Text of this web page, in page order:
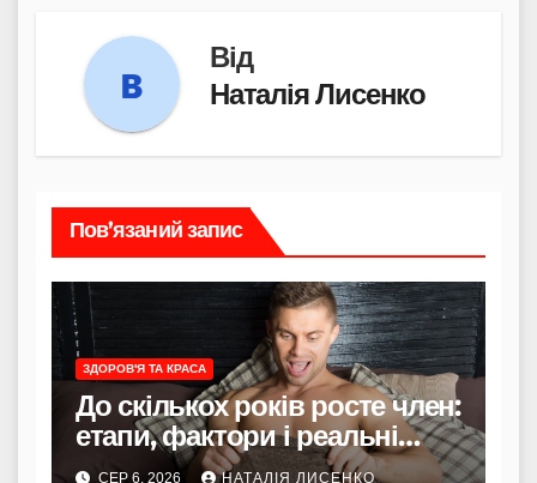
Від
Наталія Лисенко
Пов’язаний запис
ЗДОРОВ'Я ТА КРАСА
До скількох років росте член:
етапи, фактори і реальні
терміни
СЕР 6, 2026 НАТАЛІЯ ЛИСЕНКО